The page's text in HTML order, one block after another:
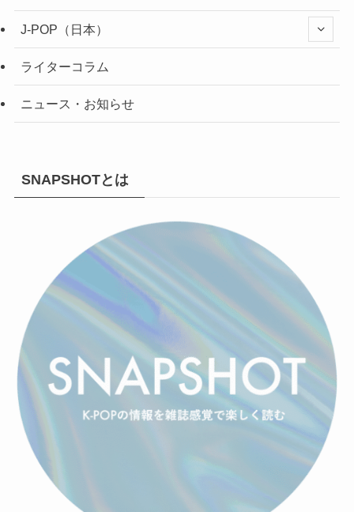
J-POP（日本）
ライターコラム
ニュース・お知らせ
SNAPSHOTとは